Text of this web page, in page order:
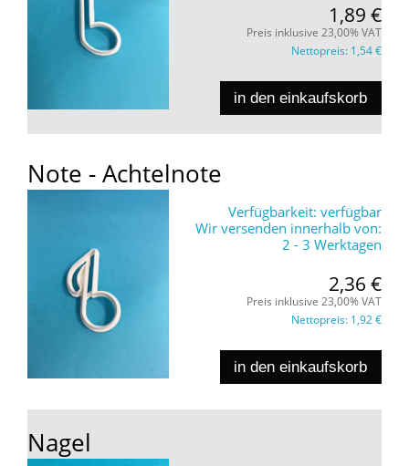
1,89 €
Preis inklusive 23,00% VAT
Nettopreis: 1,54 €
in den einkaufskorb
Note - Achtelnote
Verfügbarkeit: verfügbar
Wir versenden innerhalb von:
2 - 3 Werktagen
2,36 €
Preis inklusive 23,00% VAT
Nettopreis: 1,92 €
in den einkaufskorb
Nagel